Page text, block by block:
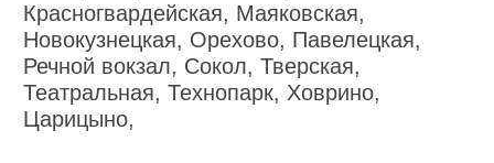
Красногвардейская, Маяковская,
Новокузнецкая, Орехово, Павелецкая,
Речной вокзал, Сокол, Тверская,
Театральная, Технопарк, Ховрино,
Царицыно,